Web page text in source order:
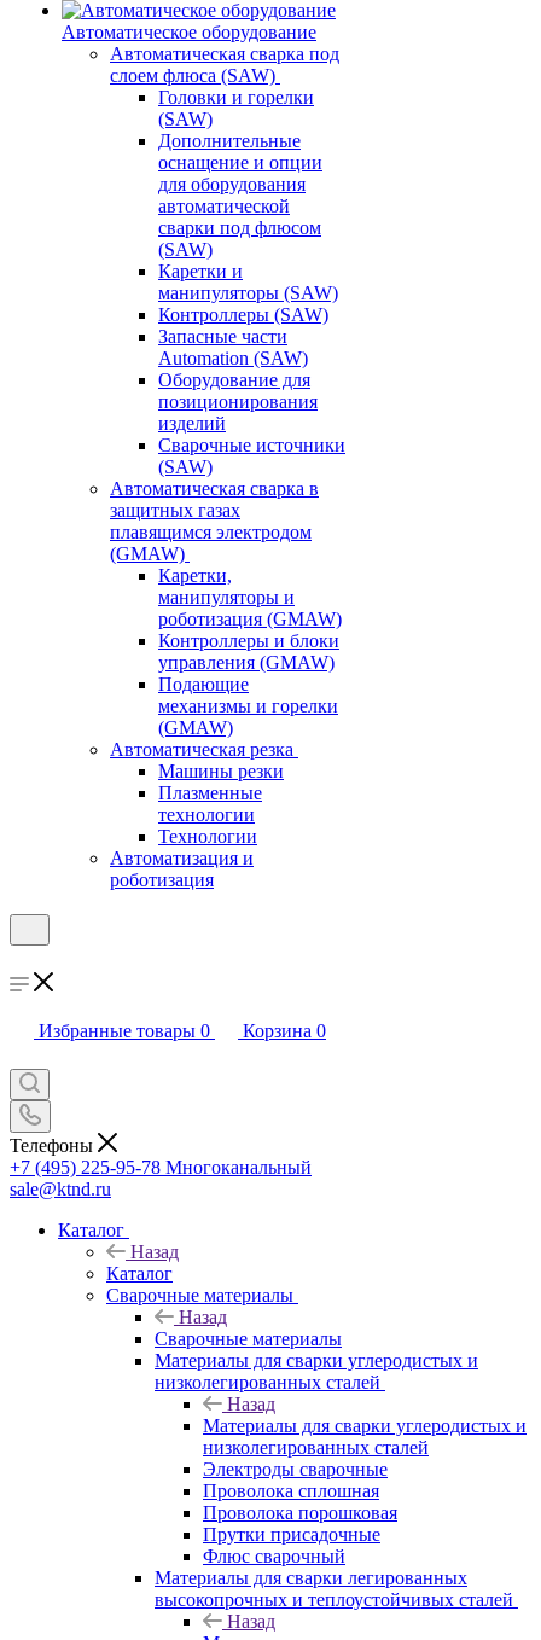
Автоматическое оборудование
Автоматическая сварка под
слоем флюса (SAW)
Головки и горелки
(SAW)
Дополнительные
оснащение и опции
для оборудования
автоматической
сварки под флюсом
(SAW)
Каретки и
манипуляторы (SAW)
Контроллеры (SAW)
Запасные части
Automation (SAW)
Оборудование для
позиционирования
изделий
Сварочные источники
(SAW)
Автоматическая сварка в
защитных газах
плавящимся электродом
(GMAW)
Каретки,
манипуляторы и
роботизация (GMAW)
Контроллеры и блоки
управления (GMAW)
Подающие
механизмы и горелки
(GMAW)
Автоматическая резка
Машины резки
Плазменные
технологии
Технологии
Автоматизация и
роботизация
Избранные товары 0 Корзина 0
Телефоны
+7 (495) 225-95-78 Многоканальный
sale@ktnd.ru
Каталог
Назад
Каталог
Сварочные материалы
Назад
Сварочные материалы
Материалы для сварки углеродистых и
низколегированных сталей
Назад
Материалы для сварки углеродистых и
низколегированных сталей
Электроды сварочные
Проволока сплошная
Проволока порошковая
Прутки присадочные
Флюс сварочный
Материалы для сварки легированных
высокопрочных и теплоустойчивых сталей
Назад